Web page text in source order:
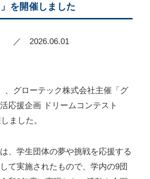
を開催しました
／ 2026.06.01
、グローテック株式会社主催「グ
応援企画 ドリームコンテスト
ました。
、学生団体の夢や挑戦を応援する
て実施されたもので、学内の9団